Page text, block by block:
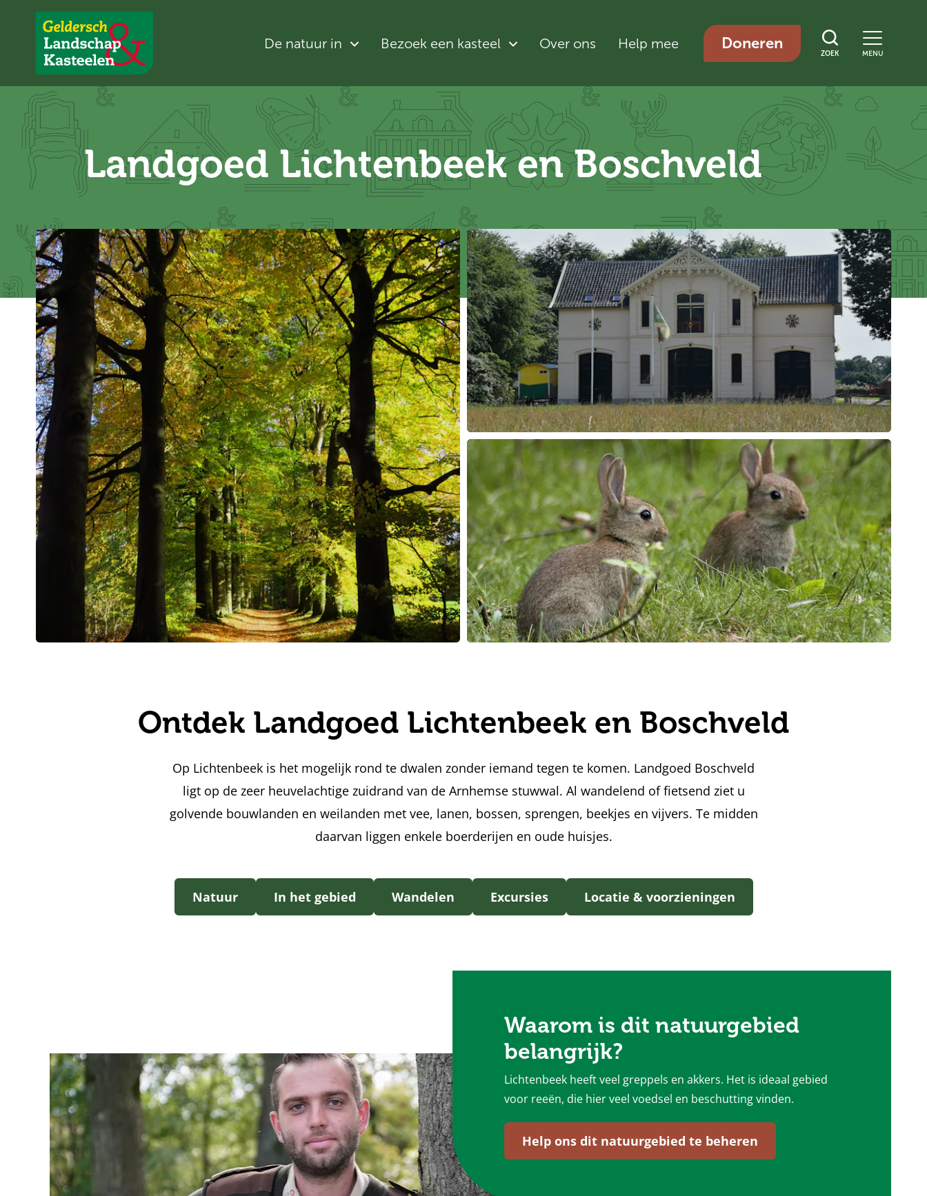
Geldersch
Landschap
en
Kasteelen
De natuur in Bezoek een kasteel Over ons Help mee Doneren
ZOEK MENU
Landgoed Lichtenbeek en Boschveld
Ontdek Landgoed Lichtenbeek en Boschveld
Op Lichtenbeek is het mogelijk rond te dwalen zonder iemand tegen te komen. Landgoed Boschveld
ligt op de zeer heuvelachtige zuidrand van de Arnhemse stuwwal. Al wandelend of fietsend ziet u
golvende bouwlanden en weilanden met vee, lanen, bossen, sprengen, beekjes en vijvers. Te midden
daarvan liggen enkele boerderijen en oude huisjes.
Natuur In het gebied Wandelen Excursies Locatie & voorzieningen
Waarom is dit natuurgebied
belangrijk?
Lichtenbeek heeft veel greppels en akkers. Het is ideaal gebied
voor reeën, die hier veel voedsel en beschutting vinden.
Help ons dit natuurgebied te beheren